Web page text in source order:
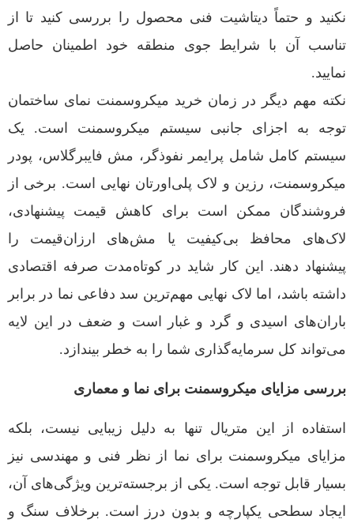
نکنید و حتماً دیتاشیت فنی محصول را بررسی کنید تا از
تناسب آن با شرایط جوی منطقه خود اطمینان حاصل
نمایید.
نکته مهم دیگر در زمان خرید میکروسمنت نمای ساختمان
توجه به اجزای جانبی سیستم میکروسمنت است. یک
سیستم کامل شامل پرایمر نفوذگر، مش فایبرگلاس، پودر
میکروسمنت، رزین و لاک پلی‌اورتان نهایی است. برخی از
فروشندگان ممکن است برای کاهش قیمت پیشنهادی،
لاک‌های محافظ بی‌کیفیت یا مش‌های ارزان‌قیمت را
پیشنهاد دهند. این کار شاید در کوتاه‌مدت صرفه اقتصادی
داشته باشد، اما لاک نهایی مهم‌ترین سد دفاعی نما در برابر
باران‌های اسیدی و گرد و غبار است و ضعف در این لایه
می‌تواند کل سرمایه‌گذاری شما را به خطر بیندازد.
بررسی مزایای میکروسمنت برای نما و معماری
استفاده از این متریال تنها به دلیل زیبایی نیست، بلکه
مزایای میکروسمنت برای نما از نظر فنی و مهندسی نیز
بسیار قابل توجه است. یکی از برجسته‌ترین ویژگی‌های آن،
ایجاد سطحی یکپارچه و بدون درز است. برخلاف سنگ و